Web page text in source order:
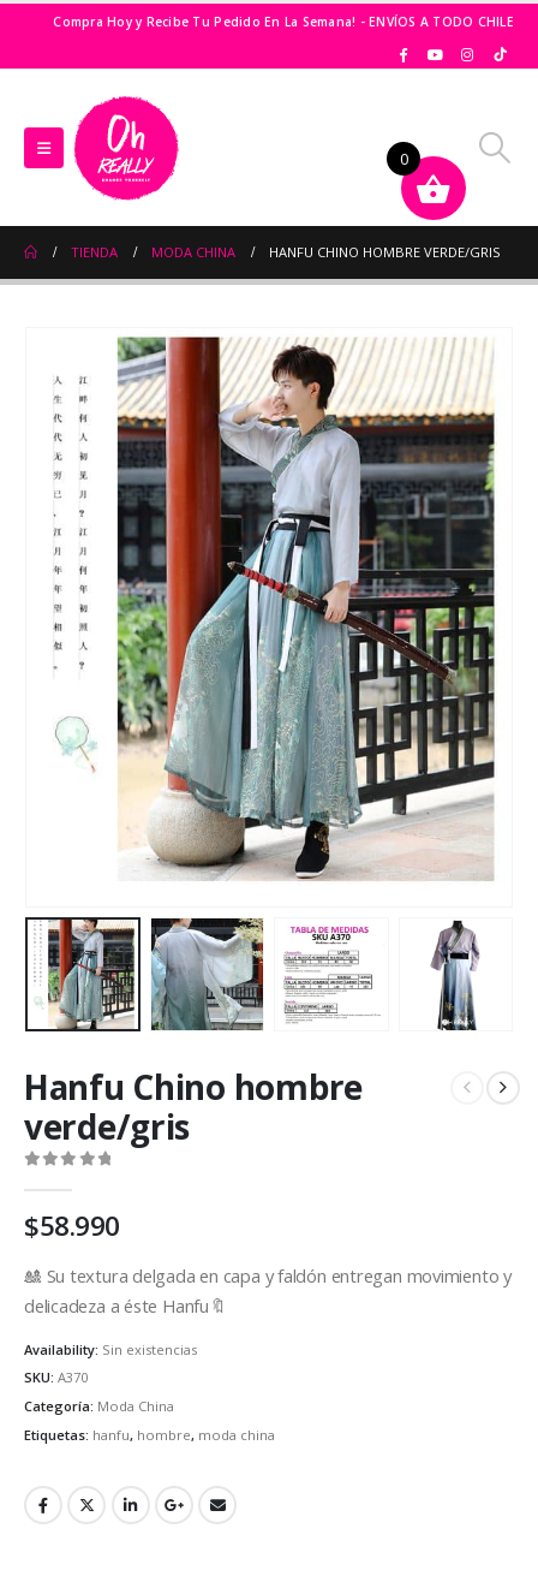
Compra Hoy y Recibe Tu Pedido En La Semana! - ENVÍOS A TODO CHILE
TIENDA MODA CHINA HANFU CHINO HOMBRE VERDE/GRIS
Hanfu Chino hombre
verde/gris
$58.990
🎎 Su textura delgada en capa y faldón entregan movimiento y
delicadeza a éste Hanfu🔖
Availability: Sin existencias
SKU: A370
Categoría: Moda China
Etiquetas: hanfu, hombre, moda china
0